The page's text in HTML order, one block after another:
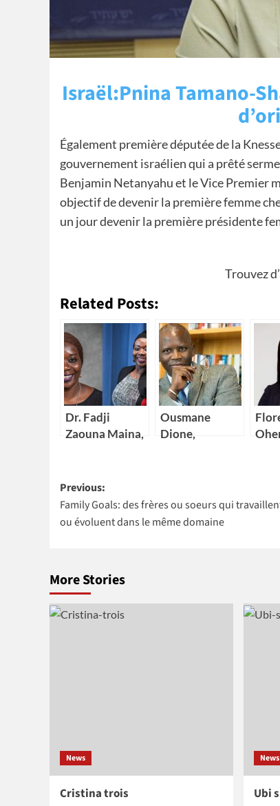
Israël:Pnina Tamano-
Également première députée de la
gouvernement israélien qui a prêté
Benjamin Netanyahu et le Vice Premier
objectif de devenir la première femme
un jour devenir la première présidente
Trouvez
Related Posts:
Dr. Fadji
Zaouna Maina,
scientifique du
Niger à
intégrer la
Ousmane
Dione,
mondiale pour
4 pays Africains
Post
navigation
Previous:
Family Goals: des frères ou soeurs qui
ou évoluent dans le même domaine
More Stories
News
Cristina trois
News
Ubi